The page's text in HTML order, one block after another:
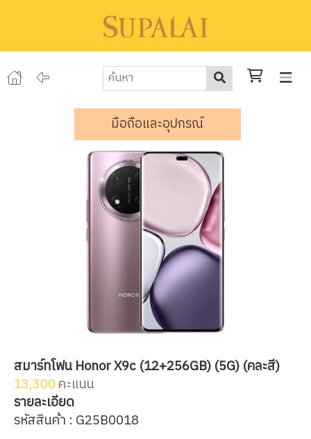
มือถือและอุปกรณ์
สมาร์ทโฟน Honor X9c (12+256GB) (5G) (คละสี)
13,300คะแนน
รายละเอียด
รหัสสินค้า : G25B0018